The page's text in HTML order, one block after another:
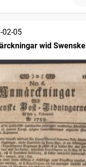
02-05
wid Swenske